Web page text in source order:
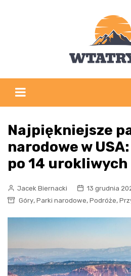
Najpiękniejsze
narodowe w
po 14
Jacek Biernacki
13 grudnia
Góry, Parki narodowe, Podróże,